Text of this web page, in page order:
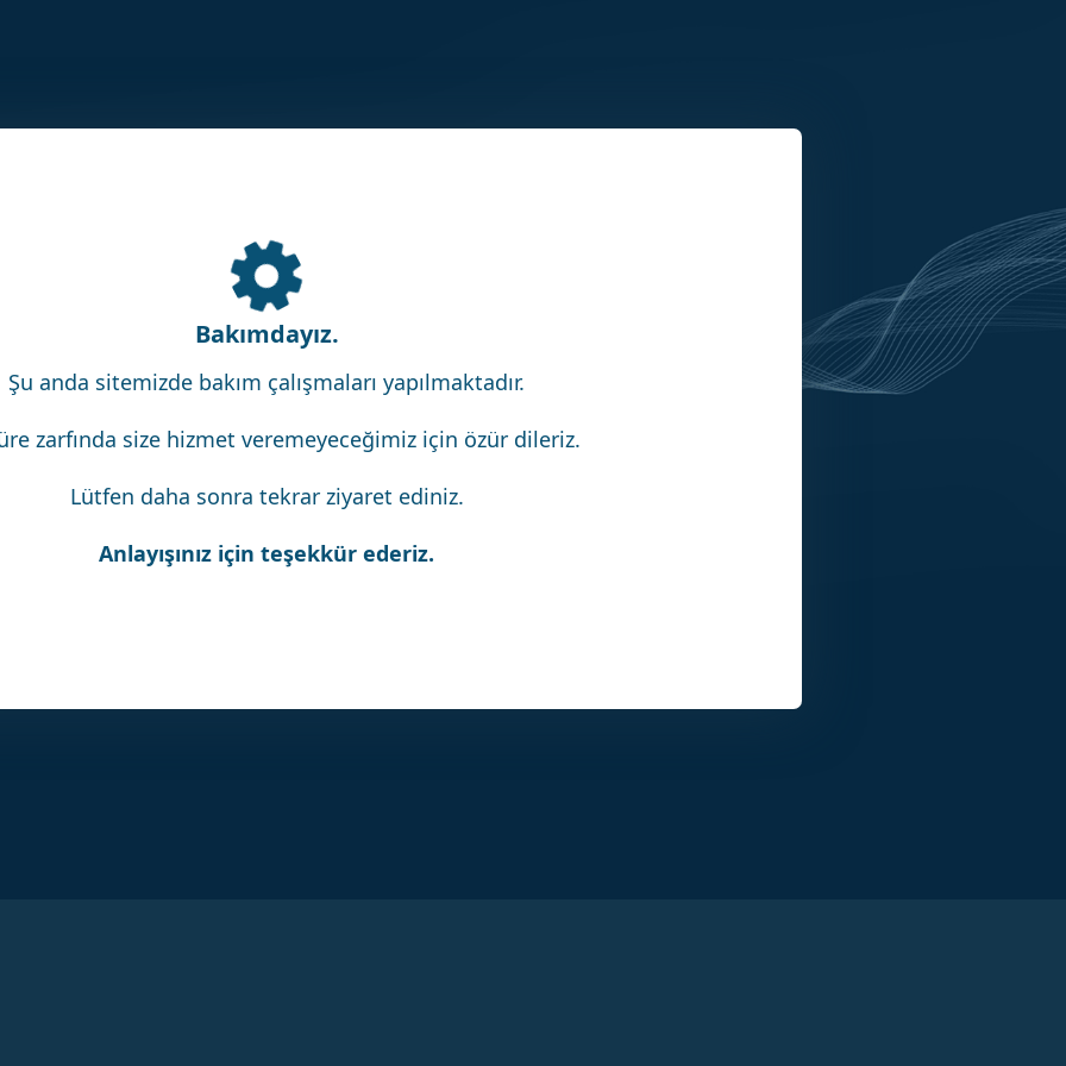
Bakımdayız.
Şu anda sitemizde bakım çalışmaları yapılmaktadır.
zarfında size hizmet veremeyeceğimiz için özür dileriz.
Lütfen daha sonra tekrar ziyaret ediniz.
Anlayışınız için teşekkür ederiz.